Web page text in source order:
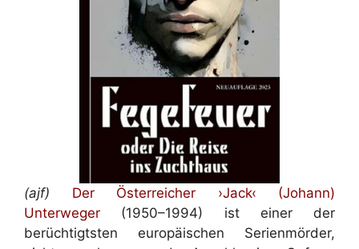
(ajf) Der Österreicher ›Jack‹ (Johann)
Unterweger (1950–1994) ist einer der
berüchtigtsten europäischen Serienmörder,